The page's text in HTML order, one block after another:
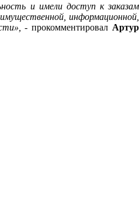
и имели доступ к заказам
информационной,
- прокомментировал Артур